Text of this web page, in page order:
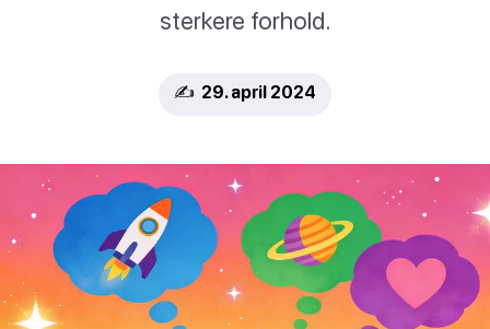
sterkere forhold.
✍️ 29. april 2024